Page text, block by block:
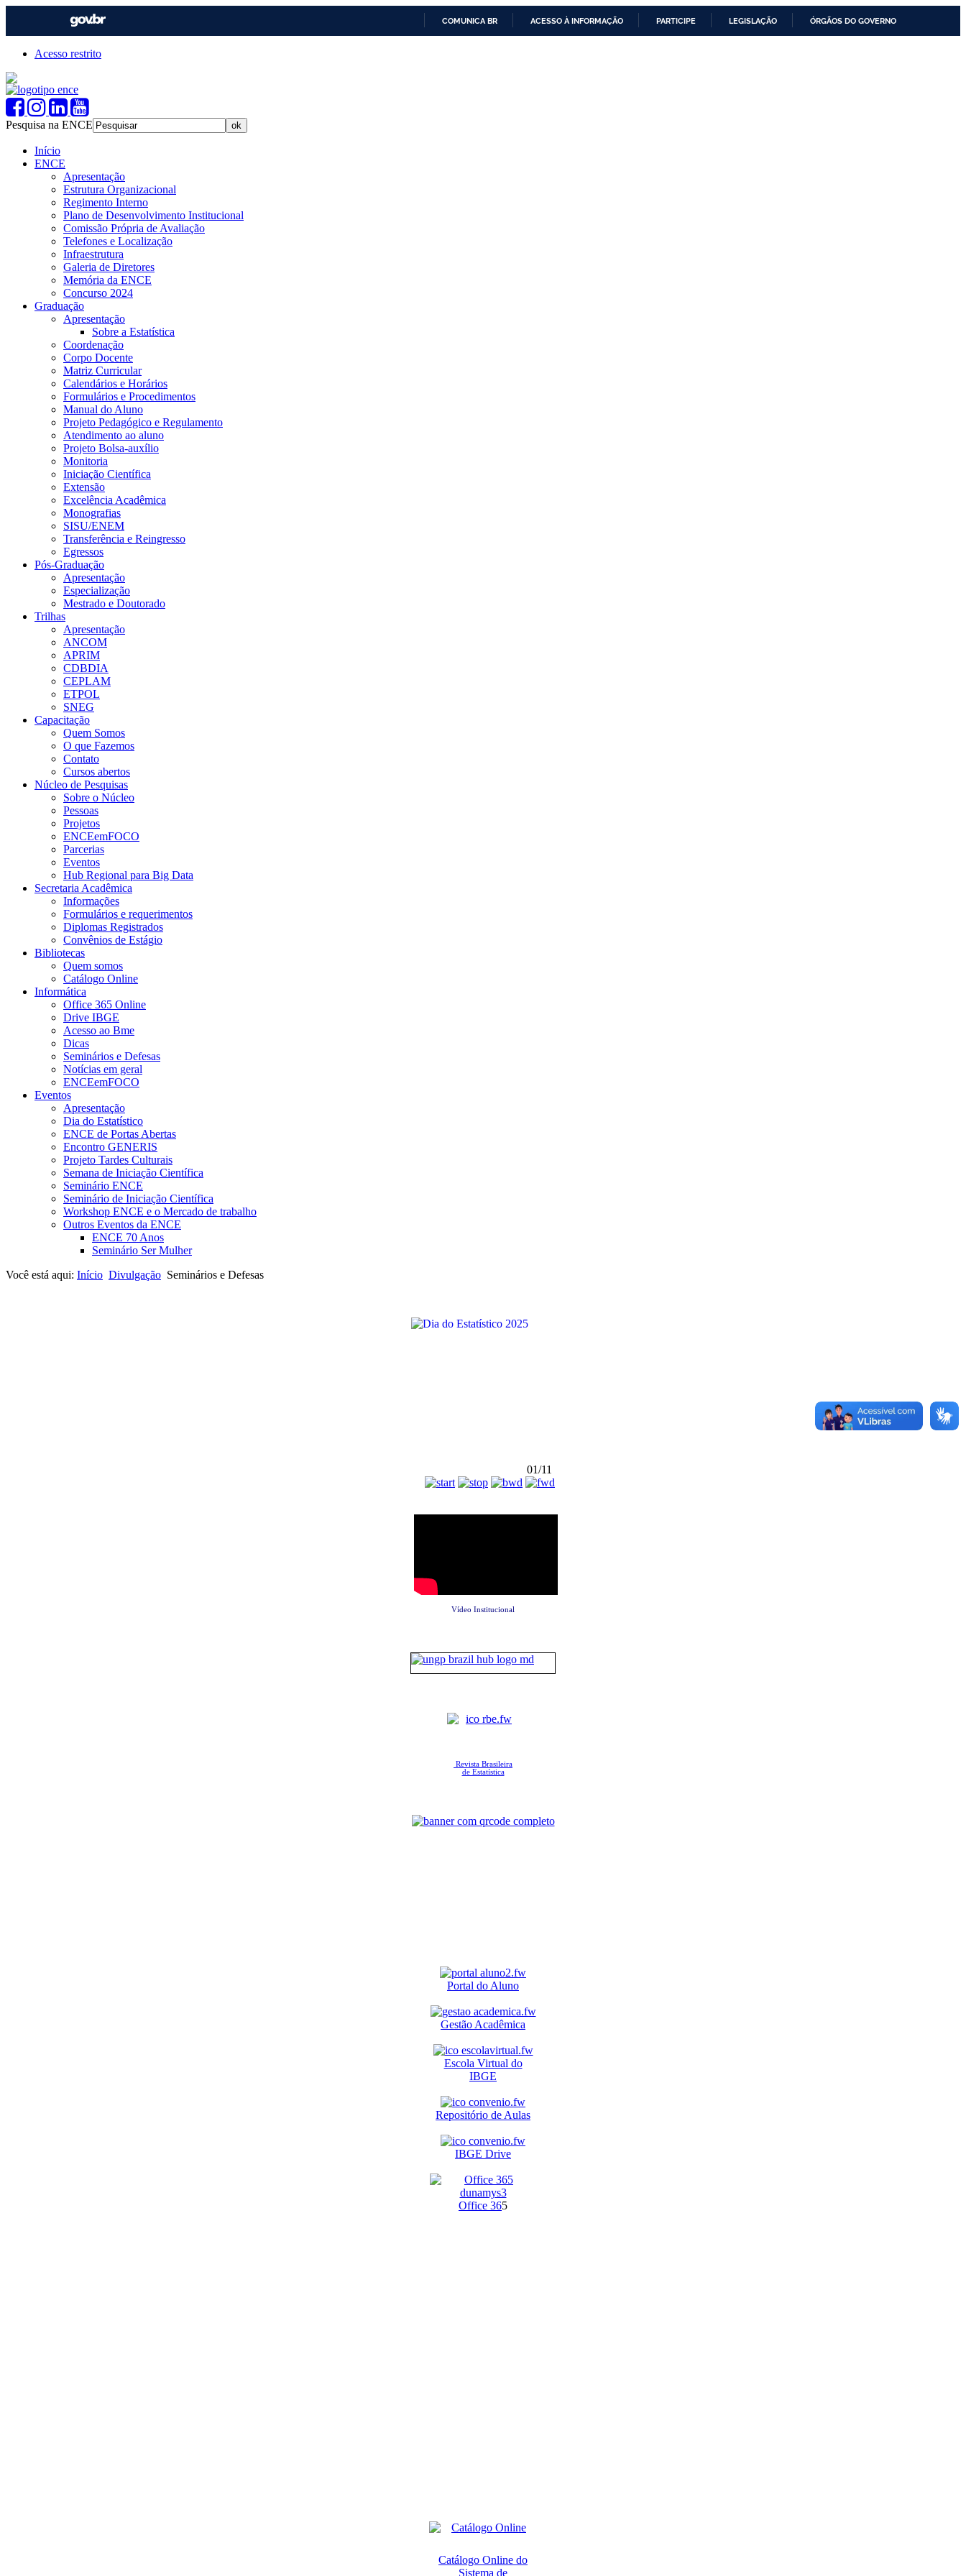
COMUNICA BR ACESSO À INFORMAÇÃO PARTICIPE LEGISLAÇÃO ÓRGÃOS DO GOVERNO
Acesso restrito
Pesquisa na ENCE
Início
ENCE
Apresentação
Estrutura Organizacional
Regimento Interno
Plano de Desenvolvimento Institucional
Comissão Própria de Avaliação
Telefones e Localização
Infraestrutura
Galeria de Diretores
Memória da ENCE
Concurso 2024
Graduação
Apresentação
Sobre a Estatística
Coordenação
Corpo Docente
Matriz Curricular
Calendários e Horários
Formulários e Procedimentos
Manual do Aluno
Projeto Pedagógico e Regulamento
Atendimento ao aluno
Projeto Bolsa-auxílio
Monitoria
Iniciação Científica
Extensão
Excelência Acadêmica
Monografias
SISU/ENEM
Transferência e Reingresso
Egressos
Pós-Graduação
Apresentação
Especialização
Mestrado e Doutorado
Trilhas
Apresentação
ANCOM
APRIM
CDBDIA
CEPLAM
ETPOL
SNEG
Capacitação
Quem Somos
O que Fazemos
Contato
Cursos abertos
Núcleo de Pesquisas
Sobre o Núcleo
Pessoas
Projetos
ENCEemFOCO
Parcerias
Eventos
Hub Regional para Big Data
Secretaria Acadêmica
Informações
Formulários e requerimentos
Diplomas Registrados
Convênios de Estágio
Bibliotecas
Quem somos
Catálogo Online
Informática
Office 365 Online
Drive IBGE
Acesso ao Bme
Dicas
Seminários e Defesas
Notícias em geral
ENCEemFOCO
Eventos
Apresentação
Dia do Estatístico
ENCE de Portas Abertas
Encontro GENERIS
Projeto Tardes Culturais
Semana de Iniciação Científica
Seminário ENCE
Seminário de Iniciação Científica
Workshop ENCE e o Mercado de trabalho
Outros Eventos da ENCE
ENCE 70 Anos
Seminário Ser Mulher
Você está aqui: Início Divulgação Seminários e Defesas
01/11
Vídeo Institucional
Revista Brasileira
de Estatística
Portal do Aluno
Gestão Acadêmica
Escola Virtual do
IBGE
Repositório de Aulas
IBGE Drive
Office 365
Catálogo Online do
Sistema de